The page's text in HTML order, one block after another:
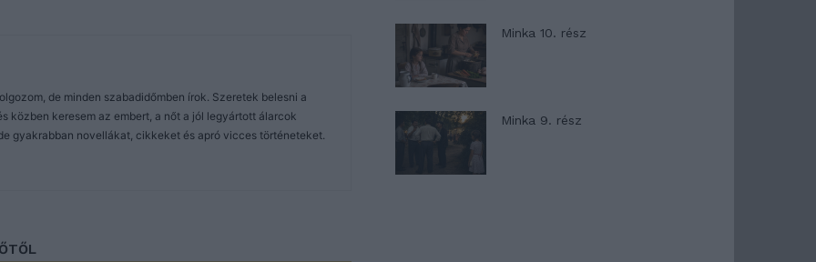
de minden szabadidőmben írok. Szeretek belesni a
közben keresem az embert, a nőt a jól legyártott álarcok
gyakrabban novellákat, cikkeket és apró vicces történeteket.
Minka 10. rész
Minka 9. rész